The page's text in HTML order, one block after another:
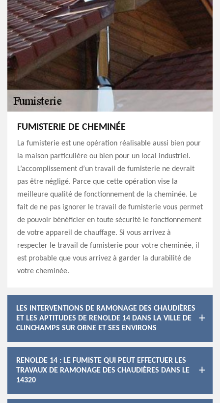
FUMISTERIE DE CHEMINÉE
La fumisterie est une opération réalisable aussi bien pour
la maison particulière ou bien pour un local industriel.
L’accomplissement d’un travail de fumisterie ne devrait
pas être négligé. Parce que cette opération vise la
meilleure qualité de fonctionnement de la cheminée. Le
fait de ne pas ignorer le travail de fumisterie vous permet
de pouvoir bénéficier en toute sécurité le fonctionnement
de votre appareil de chauffage. Si vous arrivez à
respecter le travail de fumisterie pour votre cheminée, il
est probable que vous arrivez à garder la durabilité de
votre cheminée.
LES INTERVENTIONS DE RAMONAGE DES CHAUDIÈRES
ET LES APTITUDES DE RENOLDE 14 DANS LA VILLE DE
CLINCHAMPS SUR ORNE ET SES ENVIRONS
RENOLDE 14 : LE FUMISTE QUI PEUT EFFECTUER LES
TRAVAUX DE RAMONAGE DES CHAUDIÈRES DANS LE
14320